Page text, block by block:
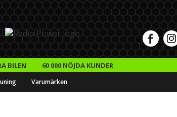
BILEN 60 000 NÖJDA KUNDER
Varumärken